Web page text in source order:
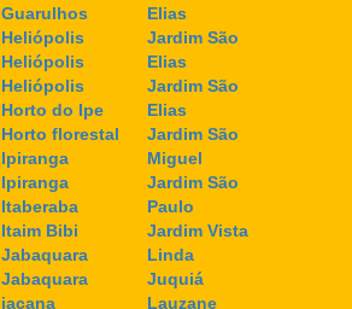
Guarulhos
Heliópolis
Heliópolis
Heliópolis
Horto do Ipe
Horto florestal
Ipiranga
Ipiranga
Itaberaba
Itaim Bibi
Jabaquara
Jabaquara
jaçana
Elias
Jardim São
Elias
Jardim São
Elias
Jardim São
Miguel
Jardim São
Paulo
Jardim Vista
Linda
Juquiá
Lauzane